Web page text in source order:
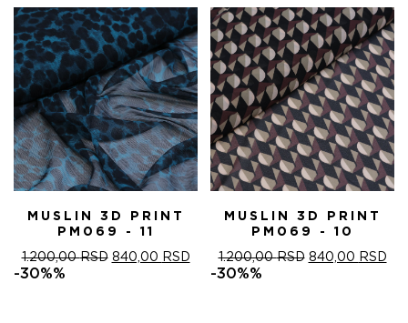
1.200,00 RSD.
1.200,00 RSD.
MUSLIN 3D PRINT
PM069 - 11
1.200,00RSD ОРИГИНАЛНА
840,00 RSDТРЕНУТНА
ЦЕНА
-30%%
MUSLIN 3D PRINT
PM069 - 10
1.200,00RSD ОРИГИНАЛНА
840,00 RSD
-30%%